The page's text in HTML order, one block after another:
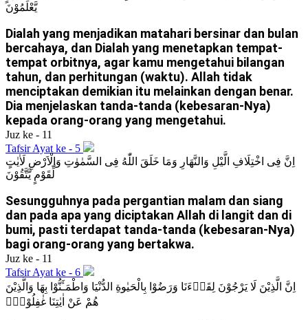
يَّعْلَمُوْنَ
Dialah yang menjadikan matahari bersinar dan bulan
bercahaya, dan Dialah yang menetapkan tempat-
tempat orbitnya, agar kamu mengetahui bilangan
tahun, dan perhitungan (waktu). Allah tidak
menciptakan demikian itu melainkan dengan benar.
Dia menjelaskan tanda-tanda (kebesaran-Nya)
kepada orang-orang yang mengetahui.
Juz ke - 11
Tafsir Ayat ke - 5
اِنَّ فِى اخْتِلَافِ الَّيْلِ وَالنَّهَارِ وَمَا خَلَقَ اللّٰهُ فِى السَّمٰوٰتِ وَالْاَرْضِ لَاٰيٰتٍ
لِّقَوْمٍ يَّتَّقُوْنَ
Sesungguhnya pada pergantian malam dan siang
dan pada apa yang diciptakan Allah di langit dan di
bumi, pasti terdapat tanda-tanda (kebesaran-Nya)
bagi orang-orang yang bertakwa.
Juz ke - 11
Tafsir Ayat ke - 6
اِنَّ الَّذِيْنَ لَا يَرْجُوْنَ لِقَاۤءَنَا وَرَضُوْا بِالْحَيٰوةِ الدُّنْيَا وَاطْمَـَٔنُّوْا بِهَا وَالَّذِيْنَ
هُمْ عَنْ اٰيٰتِنَا غٰفِلُوْنَۙ